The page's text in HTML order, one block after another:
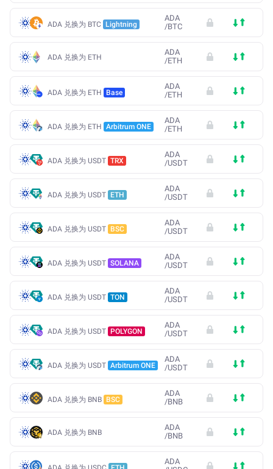
ADA 兑换为 BTC Lightning
ADA
/BTC
ADA 兑换为 ETH
ADA
/ETH
ADA 兑换为 ETH Base
ADA
/ETH
ADA 兑换为 ETH Arbitrum ONE
ADA
/ETH
ADA 兑换为 USDT TRX
ADA
/USDT
ADA 兑换为 USDT ETH
ADA
/USDT
ADA 兑换为 USDT BSC
ADA
/USDT
ADA 兑换为 USDT SOLANA
ADA
/USDT
ADA 兑换为 USDT TON
ADA
/USDT
ADA 兑换为 USDT POLYGON
ADA
/USDT
ADA 兑换为 USDT Arbitrum ONE
ADA
/USDT
ADA 兑换为 BNB BSC
ADA
/BNB
ADA 兑换为 BNB
ADA
/BNB
ADA